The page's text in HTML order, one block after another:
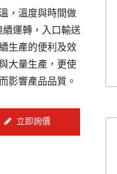
，溫度與時間做
運轉，入口輸送
生產的便利及效
大量生產，更使
影響產品品質。
立即詢價